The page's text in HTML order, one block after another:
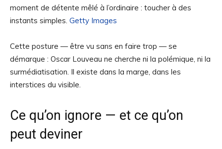
moment de détente mêlé à l’ordinaire : toucher à des
instants simples. Getty Images
Cette posture — être vu sans en faire trop — se
démarque : Oscar Louveau ne cherche ni la polémique, ni la
surmédiatisation. Il existe dans la marge, dans les
interstices du visible.
Ce qu’on ignore — et ce qu’on
peut deviner